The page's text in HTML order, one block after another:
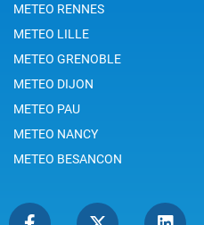
METEO RENNES
METEO LILLE
METEO GRENOBLE
METEO DIJON
METEO PAU
METEO NANCY
METEO BESANCON